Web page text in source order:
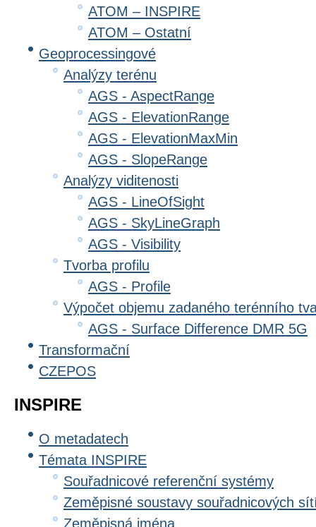
ATOM – INSPIRE
ATOM – Ostatní
Geoprocessingové
Analýzy terénu
AGS - AspectRange
AGS - ElevationRange
AGS - ElevationMaxMin
AGS - SlopeRange
Analýzy viditenosti
AGS - LineOfSight
AGS - SkyLineGraph
AGS - Visibility
Tvorba profilu
AGS - Profile
Výpočet objemu zadaného terénního
AGS - Surface Difference DMR 5G
Transformační
CZEPOS
INSPIRE
O metadatech
Témata INSPIRE
Souřadnicové referenční systémy
Zeměpisné soustavy souřadnicových
Zeměpisná jména